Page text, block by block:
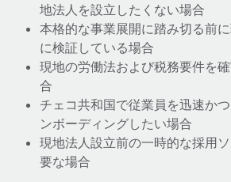
Remoteの製品アップデート：
よびContractor Management
プラス）
Remoteの使命は、世界のどこにいても、あ
業務に最適な人材を採用し、管理し、給与
ることです。この数週間で、新しい統合、機
スしました。...
詳細を見る
地法人を設立したくない場合
本格的な事業展開に踏み切る前
に検証している場合
現地の労働法および税務要件を
合
チェコ共和国で従業員を迅速か
ンボーディングしたい場合
現地法人設立前の一時的な採用
要な場合